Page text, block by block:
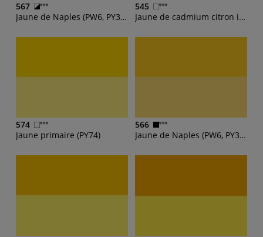
567
Jaune de Naples (PW6, PY3, PY83)
545
Jaune de cadmium citron imit (PY3)
574
Jaune primaire (PY74)
566
Jaune de Naples (PW6, PY3, PY83)